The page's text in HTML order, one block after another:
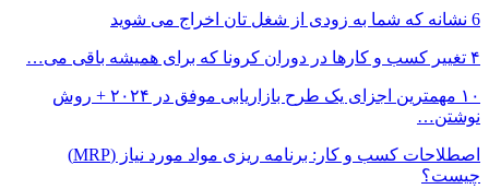
6 نشانه که شما به زودی از شغل تان اخراج می شوید
۴ تغییر کسب و کارها در دوران کرونا که برای همیشه باقی می…
۱۰ مهمترین اجزای یک طرح بازاریابی موفق در ۲۰۲۴ + روش
نوشتن…
اصطلاحات کسب و کار: برنامه ریزی مواد مورد نیاز (MRP)
چیست؟